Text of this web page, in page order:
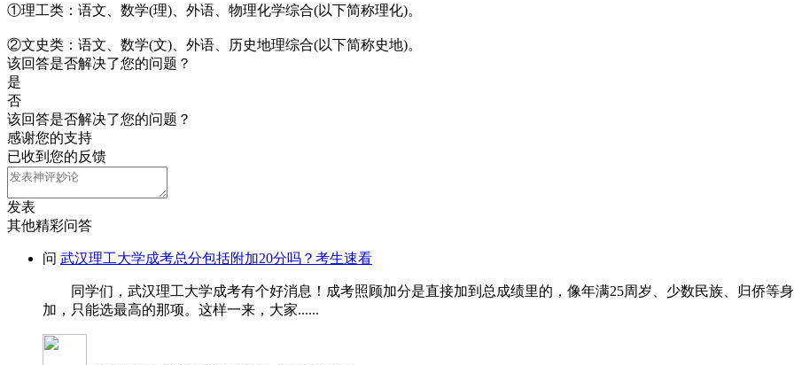
①理工类：语文、数学(理)、外语、物理化学综合(以下简称理化)。
②文史类：语文、数学(文)、外语、历史地理综合(以下简称史地)。
该回答是否解决了您的问题？
是
否
该回答是否解决了您的问题？
感谢您的支持
已收到您的反馈
发表
其他精彩问答
问 武汉理工大学成考总分包括附加20分吗？考生速看
同学们，武汉理工大学成考有个好消息！成考照顾加分是直接加到总成绩里的，像年满25周岁、少数民族、归侨等
加，只能选最高的那项。这样一来，大家......